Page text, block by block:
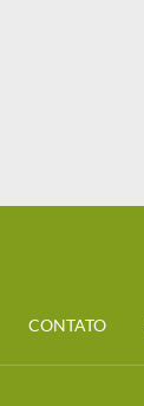
CONTATO